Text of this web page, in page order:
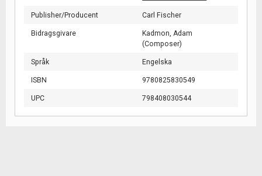
Publisher/Producent Carl Fischer
Bidragsgivare
Kadmon, Adam
(Composer)
Språk Engelska
ISBN 9780825830549
UPC 798408030544